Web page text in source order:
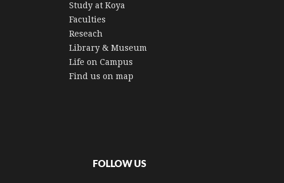
Study at Koya
Faculties
Reseach
Library & Museum
Life on Campus
Find us on map
FOLLOW US